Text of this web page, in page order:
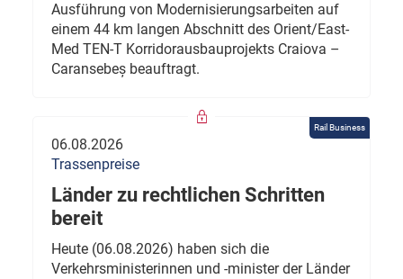
Ausführung von Modernisierungsarbeiten auf
einem 44 km langen Abschnitt des Orient/East-
Med TEN-T Korridorausbauprojekts Craiova –
Caransebeș beauftragt.
Rail Business
06.08.2026
Trassenpreise
Länder zu rechtlichen Schritten
bereit
Heute (06.08.2026) haben sich die
Verkehrsministerinnen und -minister der Länder